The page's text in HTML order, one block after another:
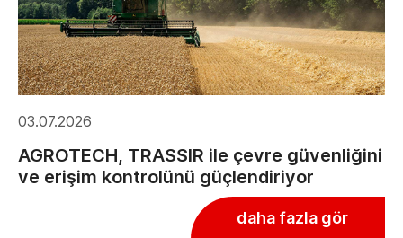
03.07.2026
AGROTECH, TRASSIR ile çevre güvenliğini
ve erişim kontrolünü güçlendiriyor
daha fazla gör